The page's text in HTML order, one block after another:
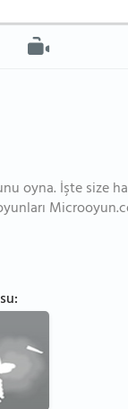
oyna. İşte size